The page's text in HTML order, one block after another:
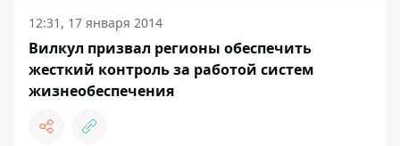
12:31, 17 января 2014
Вилкул призвал регионы обеспечить
жесткий контроль за работой систем
жизнеобеспечения